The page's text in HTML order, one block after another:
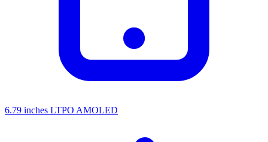
6.79 inches LTPO AMOLED